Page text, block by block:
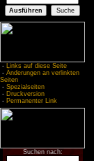
- Links auf diese Seite
- Änderungen an verlinkten
Seiten
- Spezialseiten
- Druckversion
- Permanenter Link
Suchen nach: